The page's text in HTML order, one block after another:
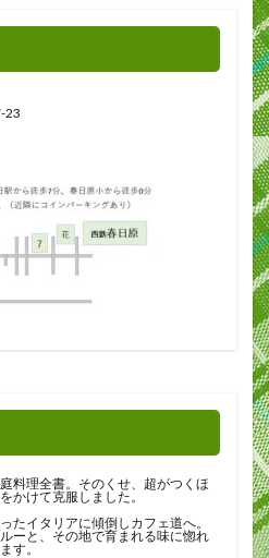
23
料理全書。そのくせ、超がつくほ
かけて克服しました。
たイタリアに傾倒しカフェ道へ。
ーと、その地で育まれる味に惚れ
す。